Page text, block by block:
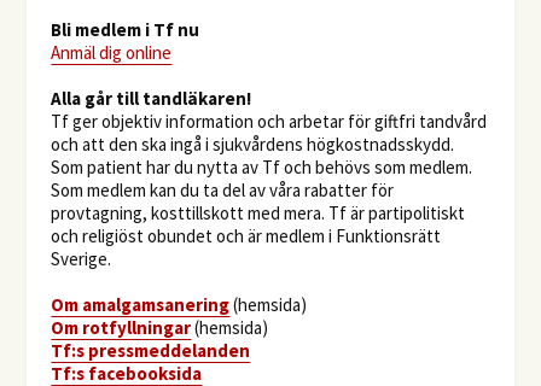
Bli medlem i Tf nu
Anmäl dig online
​Alla går till tandläkaren!
Tf ger objektiv information och arbetar för giftfri tandvård
och att den ska ingå i sjukvårdens högkostnadsskydd.
Som patient har du nytta av Tf och behövs som medlem.
Som medlem kan du ta del av våra rabatter för
provtagning, kosttillskott med mera. Tf är partipolitiskt
och religiöst obundet och är medlem i Funktionsrätt
Sverige.
Om amalgamsanering(hemsida)
Om rotfyllningar(hemsida)
​Tf:s pressmeddelanden
Tf:s facebooksida